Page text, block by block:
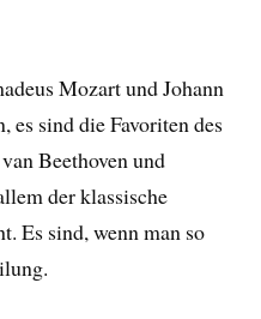
Mozart und Johann
es sind die Favoriten des
Beethoven und
der klassische
Es sind, wenn man so